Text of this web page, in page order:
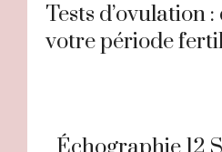
Tests d’ovulation
votre période